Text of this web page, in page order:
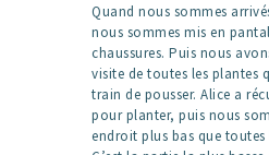
Quand nous sommes
nous sommes mis en
chaussures. Puis nous
visite de toutes les plantes
train de pousser. Alice a
pour planter, puis nous
endroit plus bas que toutes